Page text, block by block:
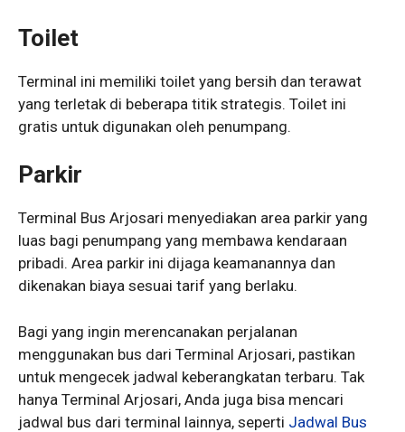
Toilet
Terminal ini memiliki toilet yang bersih dan terawat
yang terletak di beberapa titik strategis. Toilet ini
gratis untuk digunakan oleh penumpang.
Parkir
Terminal Bus Arjosari menyediakan area parkir yang
luas bagi penumpang yang membawa kendaraan
pribadi. Area parkir ini dijaga keamanannya dan
dikenakan biaya sesuai tarif yang berlaku.
Bagi yang ingin merencanakan perjalanan
menggunakan bus dari Terminal Arjosari, pastikan
untuk mengecek jadwal keberangkatan terbaru. Tak
hanya Terminal Arjosari, Anda juga bisa mencari
jadwal bus dari terminal lainnya, seperti Jadwal Bus